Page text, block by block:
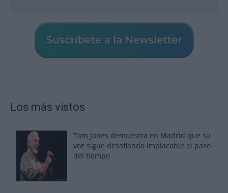
Los más vistos
Tom Jones demuestra en Madrid que su
voz sigue desafiando implacable el paso
del tiempo